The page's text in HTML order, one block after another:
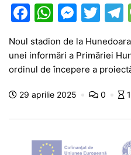
F
c
e
b
o
o
k
W
at
s
A
p
M
s
s
e
g
er
T
itt
er
a
m
Noul stadion de la
unei informări a Primăriei
ordinul de începere a
29 aprilie 2025 0